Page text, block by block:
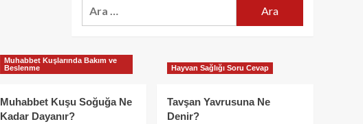
Muhabbet Kuşlarında Bakım ve
Beslenme
Muhabbet Kuşu Soğuğa Ne
Kadar Dayanır?
Hayvan Sağlığı Soru Cevap
Tavşan Yavrusuna Ne
Denir?